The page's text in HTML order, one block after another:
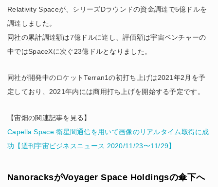
Relativity Spaceが、シリーズDラウンドの資金調達で5億ドルを
調達しました。
同社の累計調達額は7億ドルに達し、評価額は宇宙ベンチャーの
中ではSpaceXに次ぐ23億ドルとなりました。
同社が開発中のロケットTerran1の初打ち上げは2021年2月を予
定しており、2021年内には商用打ち上げを開始する予定です。
【宙畑の関連記事を見る】
Capella Space 衛星間通信を用いて画像のリアルタイム取得に成
功【週刊宇宙ビジネスニュース 2020/11/23〜11/29】
NanoracksがVoyager Space Holdingsの傘下へ